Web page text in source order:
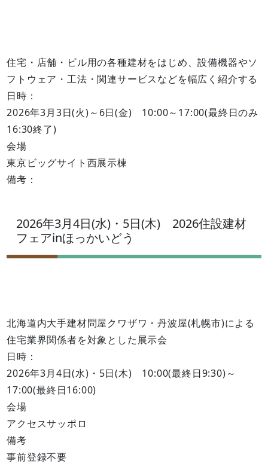
住宅・店舗・ビル用の各種建材をはじめ、設備機器やソ
フトウェア・工法・関連サービスなどを幅広く紹介する
日時：
2026年3月3日(火)～6日(金) 10:00～17:00(最終日のみ
16:30終了)
会場
東京ビッグサイト西展示棟
備考：
2026年3月4日(水)・5日(木) 2026住設建材
フェアinほっかいどう
北海道内大手建材問屋クワザワ・丹波屋(札幌市)による
住宅業界関係者を対象とした展示会
日時：
2026年3月4日(水)・5日(木) 10:00(最終日9:30)～
17:00(最終日16:00)
会場
アクセスサッポロ
備考
事前登録不要